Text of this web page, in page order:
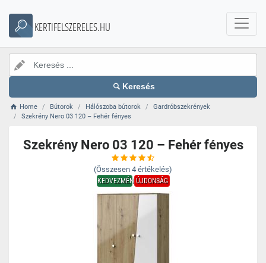
KERTIFELSZERELES.HU
Keresés
Home Bútorok Hálószoba bútorok
Gardróbszekrények
Szekrény Nero 03 120 – Fehér fényes
Szekrény Nero 03 120 – Fehér fényes
(Összesen 4 értékelés)
KEDVEZMÉNYÚJDONSÁG